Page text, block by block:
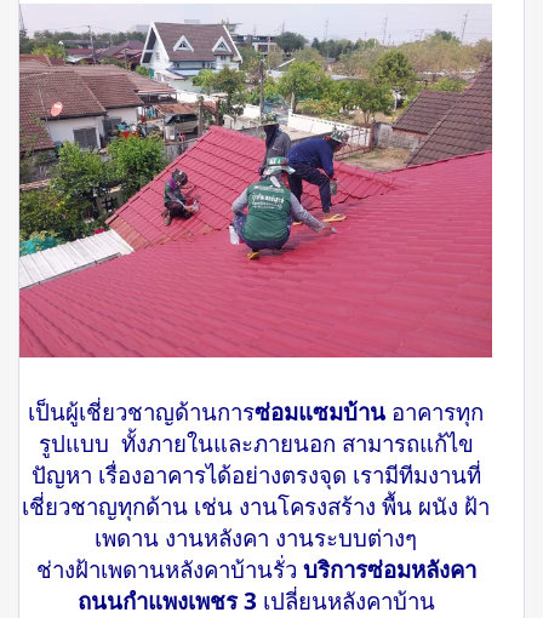
เป็นผู้เชี่ยวชาญด้านการซ่อมแซมบ้าน อาคารทุก
รูปแบบ ทั้งภายในและภายนอก สามารถแก้ไข
ปัญหา เรื่องอาคารได้อย่างตรงจุด เรามีทีมงานที่
เชี่ยวชาญทุกด้าน เช่น งานโครงสร้าง พื้น ผนัง ฝ้า
เพดาน งานหลังคา งานระบบต่างๆ
ช่างฝ้าเพดานหลังคาบ้านรั่ว บริการซ่อมหลังคา
ถนนกำแพงเพชร 3 เปลี่ยนหลังคาบ้าน